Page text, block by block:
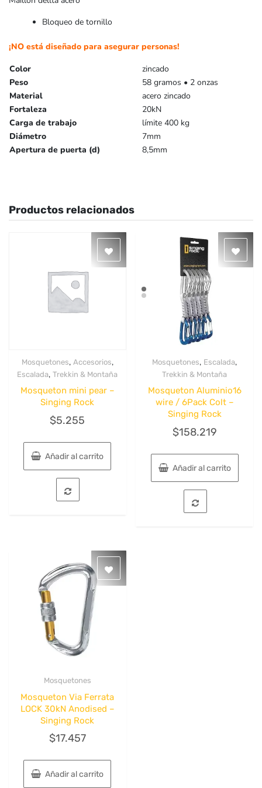
Bloqueo de tornillo
¡NO está diseñado para asegurar personas!
Color
zincado
Peso
58 gramos • 2 onzas
Material
acero zincado
Fortaleza
20kN
Carga de trabajo
límite 400 kg
Diámetro
7mm
Apertura de puerta (d)
8,5mm
Productos relacionados
Quick View
Mosquetones, Accesorios,
Escalada,Trekkin & Montaña
Mosqueton mini pear –
Singing Rock
$5.255
Añadir al carrito
Quick View
Mosquetones, Escalada,
Trekkin & Montaña
Mosqueton Aluminio16
wire / 6Pack Colt –
Singing Rock
$158.219
Añadir al carrito
Mosquetones
Mosqueton Via Ferrata
LOCK 30kN Anodised –
Singing Rock
$17.457
Añadir al carrito